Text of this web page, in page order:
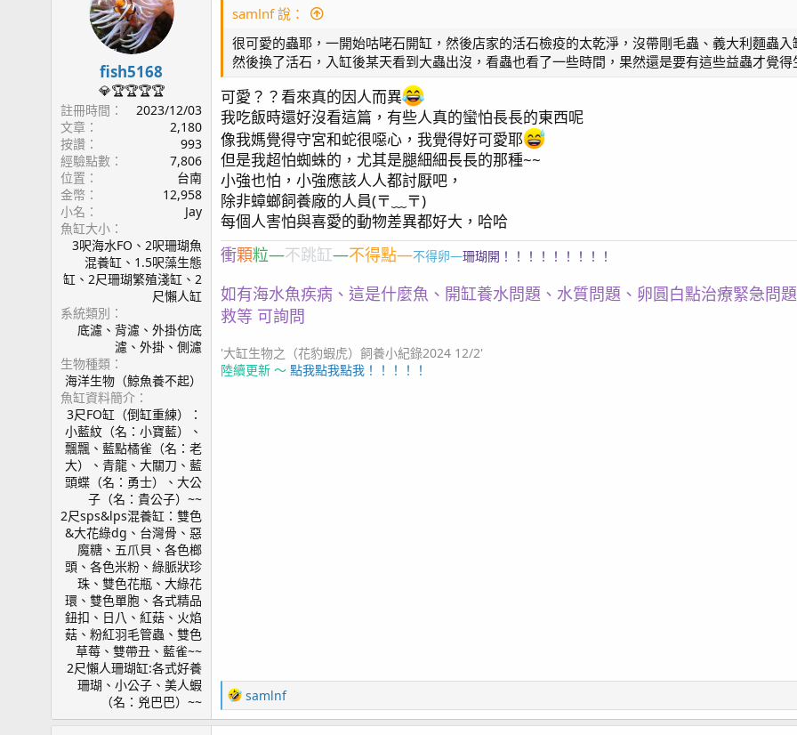
fish5168
💎🏆🏆🏆🏆
註冊時間
2023/12/03
文章
2,180
按讚
993
經驗點數
7,806
位置
台南
金幣
12,958
小名
Jay
魚缸大小
3呎海水FO、2呎珊瑚魚
混養缸、1.5呎藻生態
缸、2尺珊瑚繁殖淺缸、2
尺懶人缸
系統類別
底濾、背濾、外掛仿底
濾、外掛、側濾
生物種類
海洋生物（鯨魚養不起）
魚缸資料簡介
3尺FO缸（倒缸重練）：
小藍紋（名：小寶藍）、
飄飄、藍點橘雀（名：老
大）、青龍、大關刀、藍
頭蝶（名：勇士）、大公
子（名：貴公子）~~
2尺sps&lps混養缸：雙色
&大花綠dg、台灣骨、惡
魔糖、五爪貝、各色榔
頭、各色米粉、綠脈狀珍
珠、雙色花瓶、大綠花
環、雙色單胞、各式精品
鈕扣、日八、紅菇、火焰
菇、粉紅羽毛管蟲、雙色
草莓、雙帶丑、藍雀~~
2尺懶人珊瑚缸:各式好養
珊瑚、小公子、美人蝦
（名：兇巴巴）~~
samlnf 說：
很可愛的蟲耶，一開始咕咾石開缸，然後店家的活石檢疫的太乾淨，沒帶剛毛蟲、義大利麵蟲
然後換了活石，入缸後某天看到大蟲出沒，看蟲也看了一些時間，果然還是要有這些益蟲才覺得
可愛？？看來真的因人而異
我吃飯時還好沒看這篇，有些人真的蠻怕長長的東西呢
像我媽覺得守宮和蛇很噁心，我覺得好可愛耶
但是我超怕蜘蛛的，尤其是腿細細長長的那種~~
小強也怕，小強應該人人都討厭吧，
除非蟑螂飼養廠的人員(⁠〒⁠﹏⁠〒⁠)
每個人害怕與喜愛的動物差異都好大，哈哈
衝顆粒—不跳缸—不得點—不得卵—珊瑚開！！！！！！！！！
如有海水魚疾病、這是什麼魚、開缸養水問題、水質問題、卵圓白點治療緊急問
救等 可詢問
'大缸生物之（花豹蝦虎）飼養小紀錄2024 12/2'
陸續更新 ～ 點我點我點我！！！！！
R
e
a
samlnf